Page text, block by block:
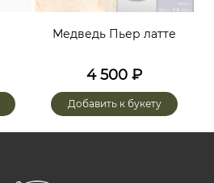
Медведь Пьер латте
4 500 ₽
Добавить к букету